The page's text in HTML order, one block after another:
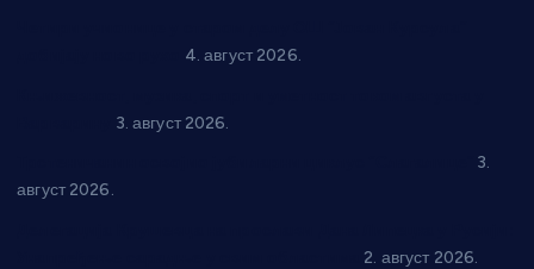
4. август 2026.
3. август 2026.
3.
август 2026.
2. август 2026.